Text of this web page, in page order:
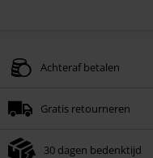
Achteraf betalen
Gratis retourneren
30 dagen bedenktijd